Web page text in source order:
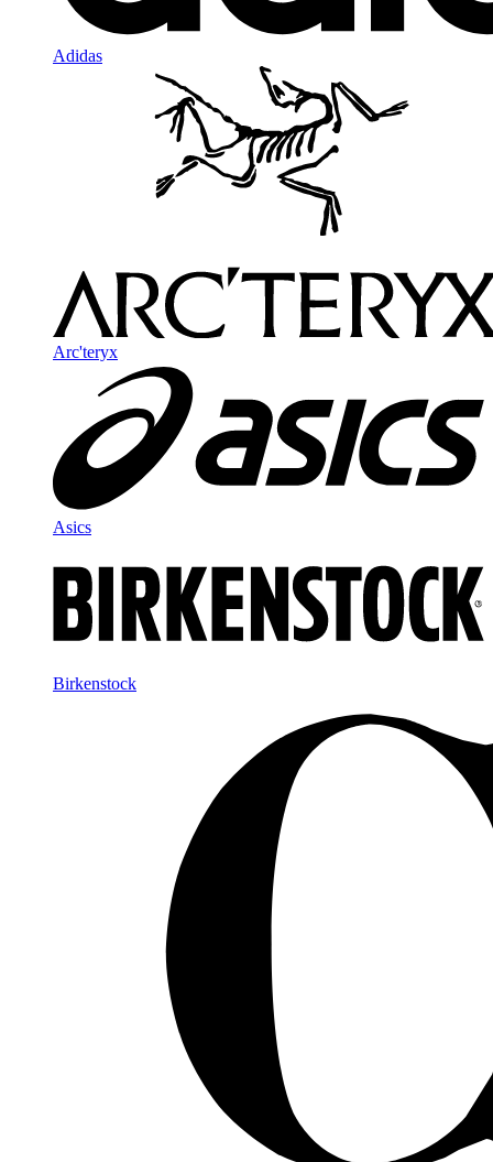
Adidas
Arc'teryx
Asics
Birkenstock